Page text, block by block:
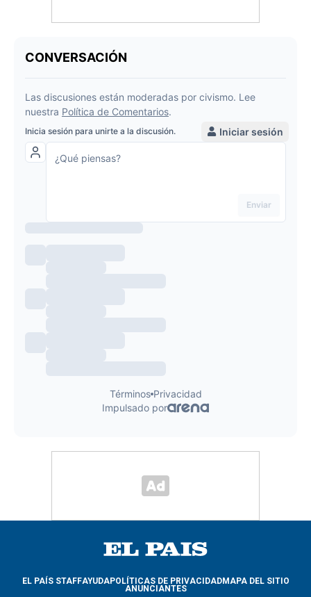
EL PAÍS STAFFAYUDAPOLÍTICAS DE PRIVACIDADMAPA DEL SITIO
ANUNCIANTES